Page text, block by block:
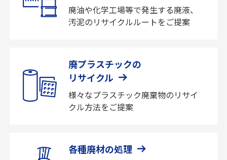
廃油や化学工場等で発生する廃液、
汚泥のリサイクルルートをご提案
廃プラスチックの
リサイクル
様々なプラスチック廃棄物のリサイ
クル方法をご提案
各種廃材の処理